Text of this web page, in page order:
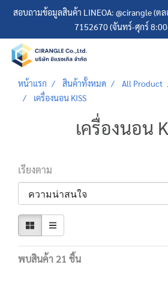
สอบถามข้อมูลสินค้า LINEOA: @cirangle (ต
7152670 (จันทร์-ศุกร์
หน้าแรก สินค้าทั้งหมด All Product
เครื่องนอน KISS
เครื่องนอน
เรียงตาม
พบสินค้า 21 ชิ้น